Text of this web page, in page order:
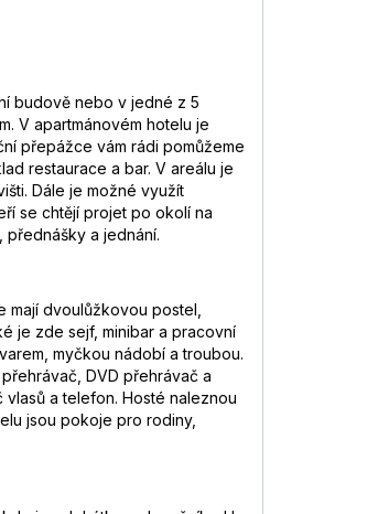
budově nebo v jedné z 5
V apartmánovém hotelu je
přepážce vám rádi pomůžeme
restaurace a bar. V areálu je
Dále je možné využít
se chtějí projet po okolí na
a jednání.
mají dvoulůžkovou postel,
je zde sejf, minibar a pracovní
myčkou nádobí a troubou.
DVD přehrávač a
a telefon. Hosté naleznou
jsou pokoje pro rodiny,